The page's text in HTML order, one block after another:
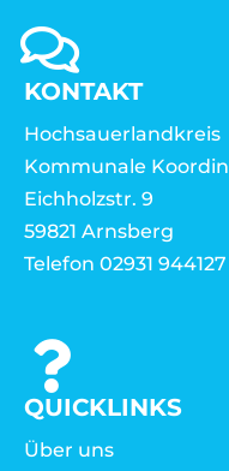
KONTAKT
Hochsauerlandkreis
Kommunale
Eichholzstr. 9
59821 Arnsberg
Telefon 02931 944127
QUICKLINKS
Über uns